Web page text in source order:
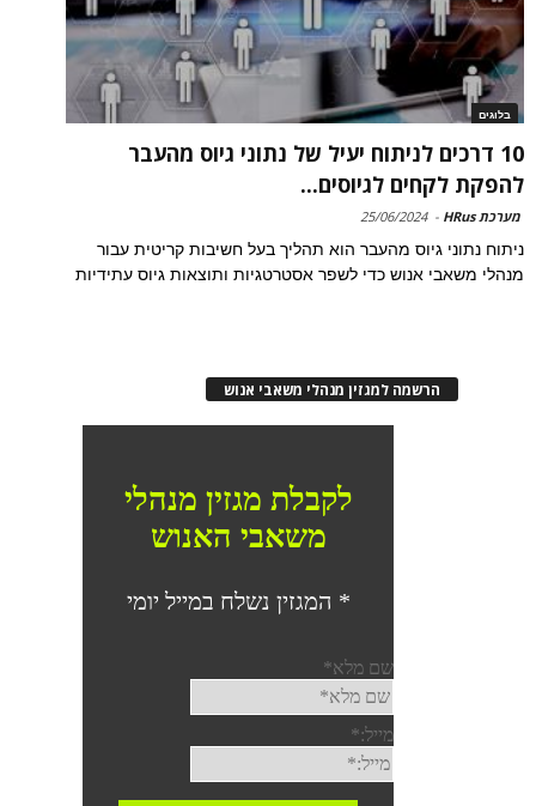
בלוגים
10 דרכים לניתוח יעיל של נתוני גיוס מהעבר
להפקת לקחים לגיוסים...
מערכת HRus -
25/06/2024
ניתוח נתוני גיוס מהעבר הוא תהליך בעל חשיבות קריטית עבור
מנהלי משאבי אנוש כדי לשפר אסטרטגיות ותוצאות גיוס עתידיות
הרשמה למגזין מנהלי משאבי אנוש